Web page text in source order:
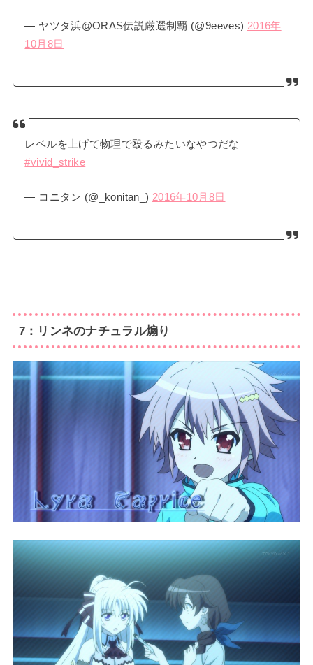
— ヤツタ浜@ORAS伝説厳選制覇 (@9eeves) 2016年
10月8日
レベルを上げて物理で殴るみたいなやつだな
#vivid_strike
— コニタン (@_konitan_) 2016年10月8日
7：リンネのナチュラル煽り